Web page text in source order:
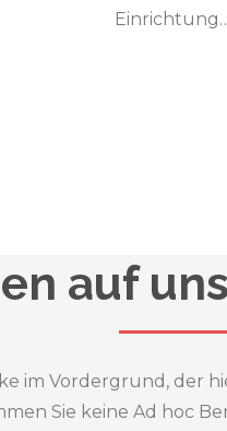
auf
im Vordergrund, der
Sie keine Ad hoc